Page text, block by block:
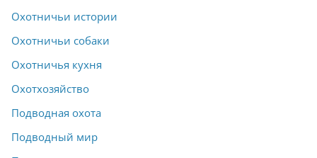
Охотничьи истории
Охотничьи собаки
Охотничья кухня
Охотхозяйство
Подводная охота
Подводный мир